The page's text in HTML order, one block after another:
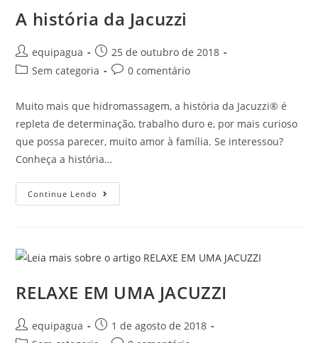
A história da Jacuzzi
equipagua
25 de outubro de 2018
Sem categoria
0 comentário
Muito mais que hidromassagem, a história da Jacuzzi® é
repleta de determinação, trabalho duro e, por mais curioso
que possa parecer, muito amor à família. Se interessou?
Conheça a história…
Continue Lendo
RELAXE EM UMA JACUZZI
equipagua
1 de agosto de 2018